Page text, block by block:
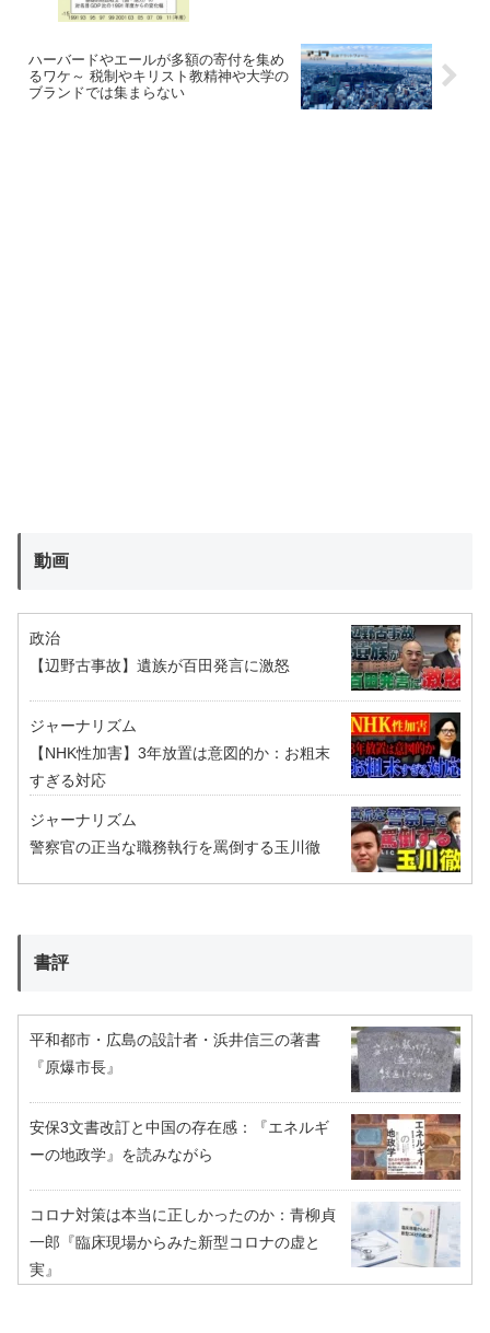
ハーバードやエールが多額の寄付を集め
るワケ～ 税制やキリスト教精神や大学の
ブランドでは集まらない
動画
政治
【辺野古事故】遺族が百田発言に激怒
ジャーナリズム
【NHK性加害】3年放置は意図的か：お粗末
すぎる対応
ジャーナリズム
警察官の正当な職務執行を罵倒する玉川徹
書評
平和都市・広島の設計者・浜井信三の著書
『原爆市長』
安保3文書改訂と中国の存在感：『エネルギ
ーの地政学』を読みながら
コロナ対策は本当に正しかったのか：青柳貞
一郎『臨床現場からみた新型コロナの虚と
実』